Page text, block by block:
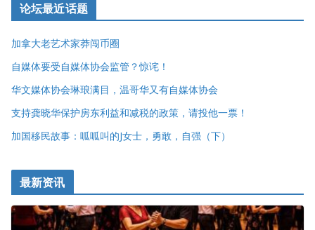
论坛最近话题
加拿大老艺术家莽闯币圈
自媒体要受自媒体协会监管？惊诧！
华文媒体协会琳琅满目，温哥华又有自媒体协会
支持龚晓华保护房东利益和减税的政策，请投他一票！
加国移民故事：呱呱叫的J女士，勇敢，自强（下）
最新资讯